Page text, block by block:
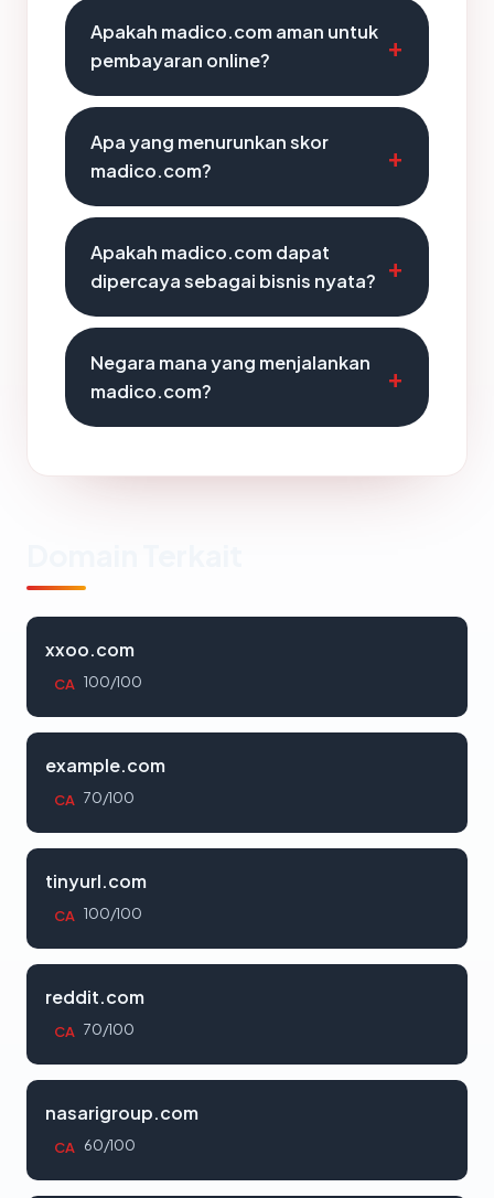
Apakah madico.com aman untuk
pembayaran online?
Apa yang menurunkan skor
madico.com?
Apakah madico.com dapat
dipercaya sebagai bisnis nyata?
Negara mana yang menjalankan
madico.com?
xxoo.com
CA 100/100
example.com
CA 70/100
tinyurl.com
CA 100/100
reddit.com
CA 70/100
nasarigroup.com
CA 60/100